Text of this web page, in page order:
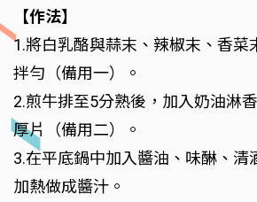
【作法】
1.將白乳酪與蒜末、辣椒末、香菜
拌勻（備用一）。
2.煎牛排至5分熟後，加入奶油淋
厚片（備用二）。
3.在平底鍋中加入醬油、味醂、清
加熱做成醬汁。